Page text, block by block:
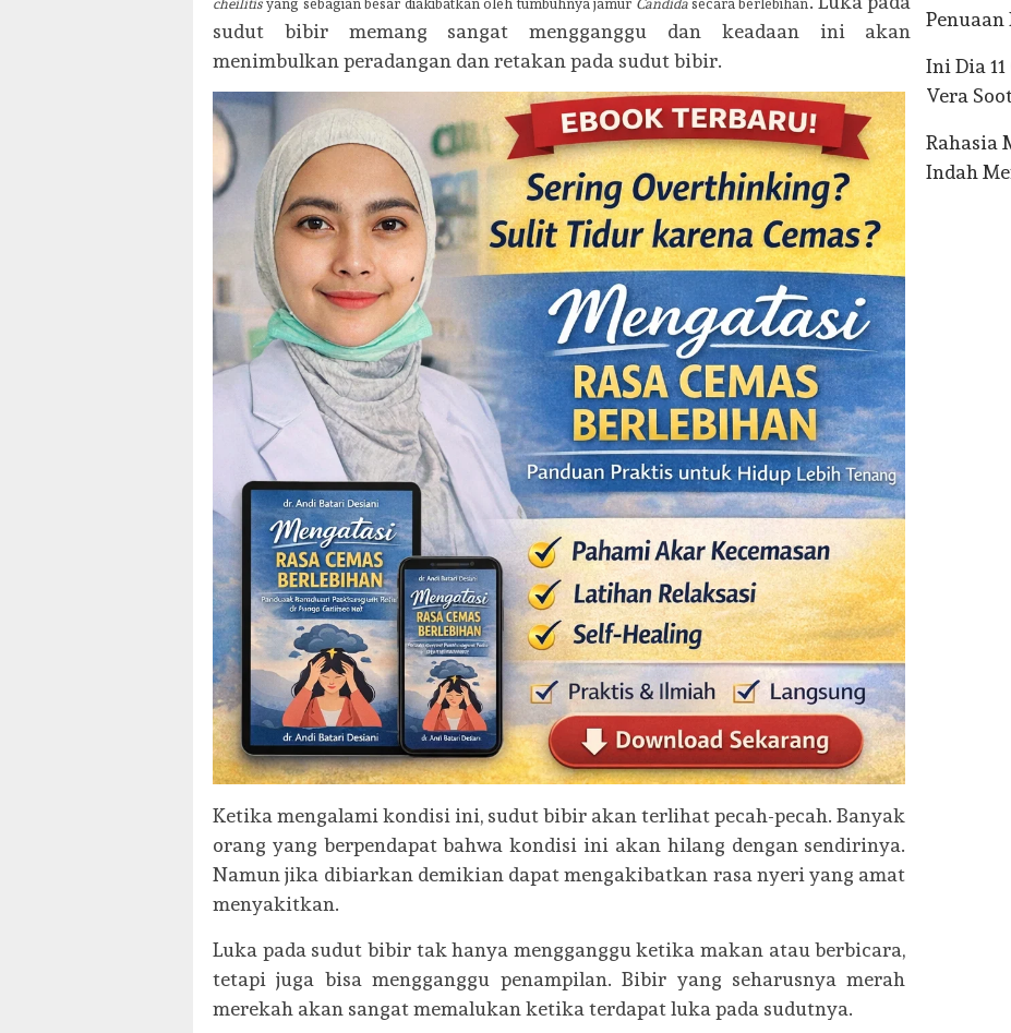
cheilitis yang sebagian besar diakibatkan oleh tumbuhnya jamur Candidasecara berlebihan
sudut bibir memang sangat mengganggu dan keadaan ini akan
menimbulkan peradangan dan retakan pada sudut bibir.
Ketika mengalami kondisi ini, sudut bibir akan terlihat pecah-pecah. Banyak
orang yang berpendapat bahwa kondisi ini akan hilang dengan sendirinya.
Namun jika dibiarkan demikian dapat mengakibatkan rasa nyeri yang amat
menyakitkan.
Luka pada sudut bibir tak hanya mengganggu ketika makan atau berbicara,
tetapi juga bisa mengganggu penampilan. Bibir yang seharusnya merah
merekah akan sangat memalukan ketika terdapat luka pada sudutnya.
Penuaan
Ini Dia
Vera
Rahasia
Indah